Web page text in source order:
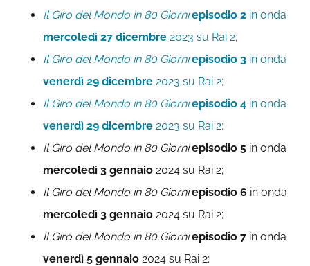
Il Giro del Mondo in 80 Giorni episodio 2 in onda
mercoledì 27 dicembre 2023 su Rai 2;
Il Giro del Mondo in 80 Giorni episodio 3 in onda
venerdì 29 dicembre 2023 su Rai 2;
Il Giro del Mondo in 80 Giorni episodio 4 in onda
venerdì 29 dicembre 2023 su Rai 2;
Il Giro del Mondo in 80 Giorni episodio 5 in onda
mercoledì 3 gennaio 2024 su Rai 2;
Il Giro del Mondo in 80 Giorni episodio 6 in onda
mercoledì 3 gennaio 2024 su Rai 2;
Il Giro del Mondo in 80 Giorni episodio 7 in onda
venerdì 5 gennaio 2024 su Rai 2;